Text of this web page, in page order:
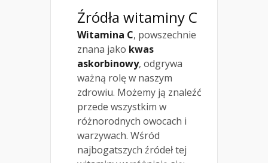
Źródła witaminy C
Witamina C, powszechnie
znana jako kwas
askorbinowy, odgrywa
ważną rolę w naszym
zdrowiu. Możemy ją znaleźć
przede wszystkim w
różnorodnych owocach i
warzywach. Wśród
najbogatszych źródeł tej